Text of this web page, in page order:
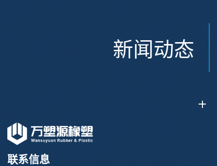
新闻动态
联系信息